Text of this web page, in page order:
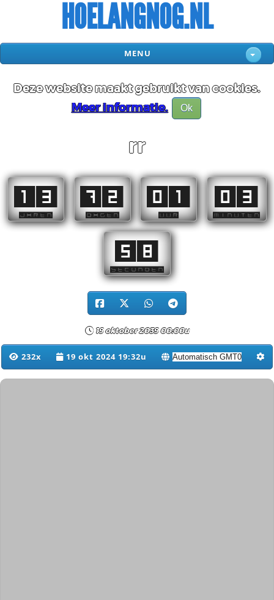
HOELANGNOG.NL
MENU
Deze website maakt gebruikt van cookies.
Meer informatie.
Ok
rr
13
JAREN
72
DAGEN
01
UUR
03
MINUTEN
58
SECONDEN
19 oktober 2039 00:00u
232x 19 okt 2024 19:32u